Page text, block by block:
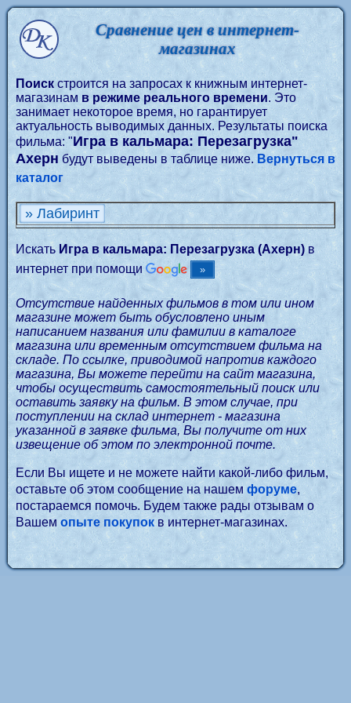
Сравнение цен в интернет-
магазинах
Поиск строится на запросах к книжным интернет-
магазинам в режиме реального времени. Это
занимает некоторое время, но гарантирует
актуальность выводимых данных. Результаты поиска
фильма: "Игра в кальмара: Перезагрузка"
Ахерн будут выведены в таблице ниже. Вернуться в
каталог
» Лабиринт
Искать Игра в кальмара: Перезагрузка (Ахерн)в
интернет при помощи
Отсутствие найденных фильмов в том или ином
магазине может быть обусловлено иным
написанием названия или фамилии в каталоге
магазина или временным отсутствием фильма на
складе. По ссылке, приводимой напротив каждого
магазина, Вы можете перейти на сайт магазина,
чтобы осуществить самостоятельный поиск или
оставить заявку на фильм. В этом случае, при
поступлении на склад интернет - магазина
указанной в заявке фильма, Вы получите от них
извещение об этом по электронной почте.
Если Вы ищете и не можете найти какой-либо фильм,
оставьте об этом сообщение на нашем форуме,
постараемся помочь. Будем также рады отзывам о
Вашемопыте покупок в интернет-магазинах.